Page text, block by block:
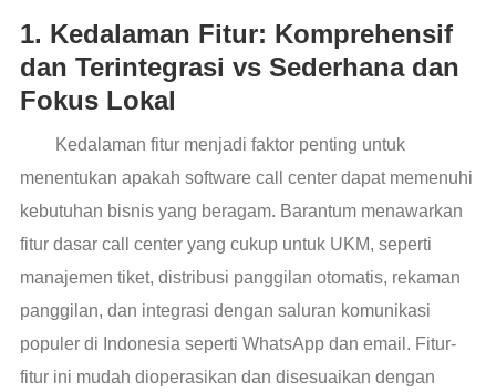
1. Kedalaman Fitur: Komprehensif
dan Terintegrasi vs Sederhana dan
Fokus Lokal
Kedalaman fitur menjadi faktor penting untuk
menentukan apakah software call center dapat memenuhi
kebutuhan bisnis yang beragam. Barantum menawarkan
fitur dasar call center yang cukup untuk UKM, seperti
manajemen tiket, distribusi panggilan otomatis, rekaman
panggilan, dan integrasi dengan saluran komunikasi
populer di Indonesia seperti WhatsApp dan email. Fitur-
fitur ini mudah dioperasikan dan disesuaikan dengan